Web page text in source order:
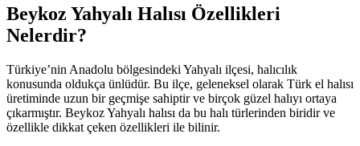
Beykoz Yahyalı Halısı Özellikleri
Nelerdir?
Türkiye’nin Anadolu bölgesindeki Yahyalı ilçesi, halıcılık
konusunda oldukça ünlüdür. Bu ilçe, geleneksel olarak Türk el halısı
üretiminde uzun bir geçmişe sahiptir ve birçok güzel halıyı ortaya
çıkarmıştır. Beykoz Yahyalı halısı da bu halı türlerinden biridir ve
özellikle dikkat çeken özellikleri ile bilinir.